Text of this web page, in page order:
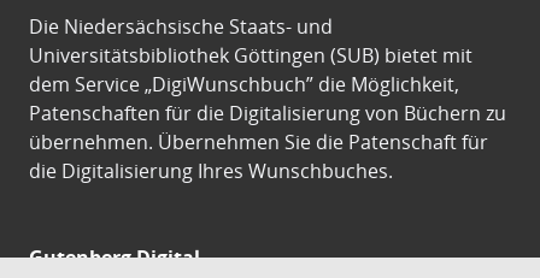
Die Niedersächsische Staats- und
Universitätsbibliothek Göttingen (SUB) bietet mit
dem Service „DigiWunschbuch” die Möglichkeit,
Patenschaften für die Digitalisierung von Büchern zu
übernehmen. Übernehmen Sie die Patenschaft für
die Digitalisierung Ihres Wunschbuches.
Gutenberg Digital